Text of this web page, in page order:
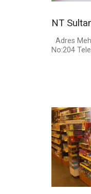
NT
Adres
No:204